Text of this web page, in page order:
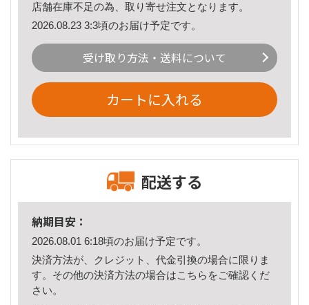
店舗在庫不足の為、取り寄せ注文となります。
2026.08.23 3:3頃のお届け予定です。
受け取り方法・送料について
カートに入れる
配送する
納期目安：
2026.08.01 6:18頃のお届け予定です。
決済方法が、クレジット、代金引換の場合に限りま
す。その他の決済方法の場合はこちら をご確認くだ
さい。